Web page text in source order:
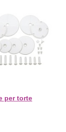
per torte